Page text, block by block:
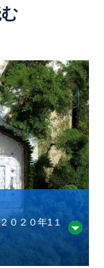
０２０年1１